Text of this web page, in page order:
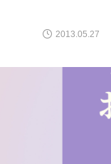
2013.05.27